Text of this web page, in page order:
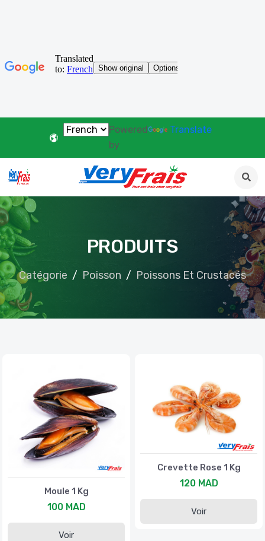
Powered
by
Translate
PRODUITS
Catégorie Poisson Poissons Et Crustacés
Moule 1 Kg
100 MAD
Voir
Crevette Rose 1 Kg
120 MAD
Voir